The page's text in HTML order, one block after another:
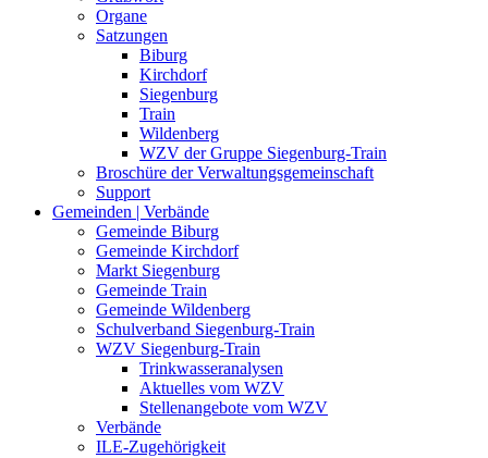
Organe
Satzungen
Biburg
Kirchdorf
Siegenburg
Train
Wildenberg
WZV der Gruppe Siegenburg-Train
Broschüre der Verwaltungsgemeinschaft
Support
Gemeinden | Verbände
Gemeinde Biburg
Gemeinde Kirchdorf
Markt Siegenburg
Gemeinde Train
Gemeinde Wildenberg
Schulverband Siegenburg-Train
WZV Siegenburg-Train
Trinkwasseranalysen
Aktuelles vom WZV
Stellenangebote vom WZV
Verbände
ILE-Zugehörigkeit